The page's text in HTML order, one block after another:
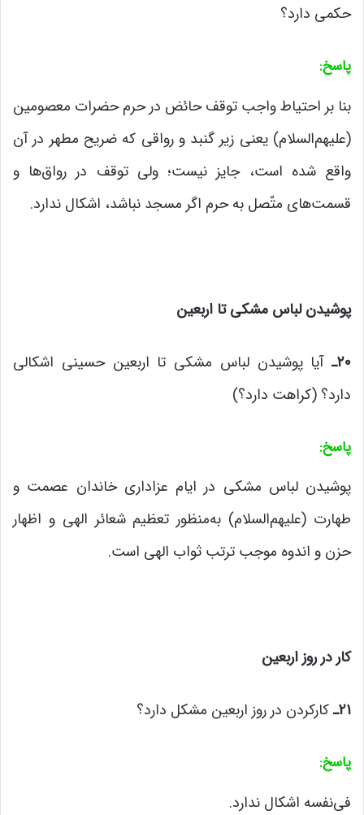
حکمی دارد؟
پاسخ:
بنا بر احتیاط واجب توقف حائض در حرم حضرات معصومین
(علیهم‌السلام) یعنی زیر گنبد و رواقی که ضریح مطهر در آن
واقع شده است، جایز نیست؛ ولی توقف در رواق‌ها و
قسمت‌های متّصل به حرم اگر مسجد نباشد، اشکال ندارد.
پوشیدن لباس مشکی تا اربعین
۲۰ـ آیا پوشیدن لباس مشکی تا اربعین حسینی اشکالی
دارد؟ (کراهت دارد؟)
پاسخ:
پوشیدن لباس مشکی در ایام عزاداری خاندان عصمت و
طهارت (علیهم‌السلام) به‌منظور تعظیم شعائر الهی و اظهار
حزن و اندوه موجب ترتب ثواب الهی است.
کار در روز اربعین
۲۱ـکارکردن در روز اربعین مشکل دارد؟
پاسخ:
فی‌نفسه اشکال ندارد.